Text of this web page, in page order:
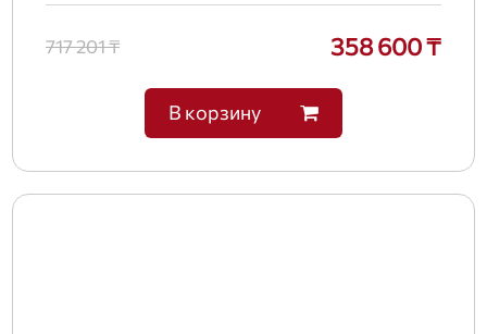
717 201 ₸ 358 600 ₸
В корзину